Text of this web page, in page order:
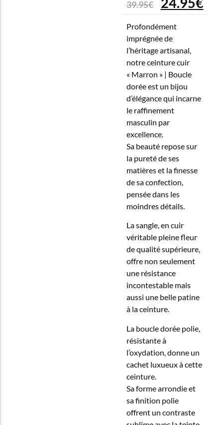
39.95€
Profondément
imprégnée de
l’héritage artisanal,
notre ceinture cuir
« Marron » | Boucle
dorée est un bijou
d’élégance qui incarne
le raffinement
masculin par
excellence.
Sa beauté repose sur
la pureté de ses
matières et la finesse
de sa confection,
pensée dans les
moindres détails.
La sangle, en cuir
véritable pleine fleur
de qualité supérieure,
offre non seulement
une résistance
incontestable mais
aussi une belle patine
à la ceinture.
La boucle dorée polie,
résistante à
l’oxydation, donne un
cachet luxueux à cette
ceinture.
Sa forme arrondie et
sa finition polie
offrent un contraste